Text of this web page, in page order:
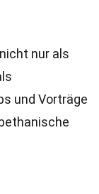
nur als
und Vorträge